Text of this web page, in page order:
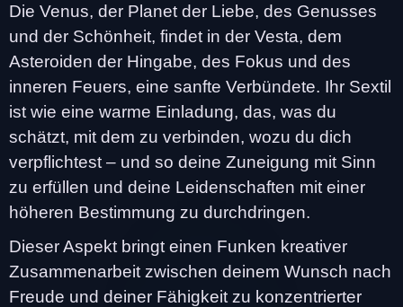
Die Venus, der Planet der Liebe, des Genusses
und der Schönheit, findet in der Vesta, dem
Asteroiden der Hingabe, des Fokus und des
inneren Feuers, eine sanfte Verbündete. Ihr Sextil
ist wie eine warme Einladung, das, was du
schätzt, mit dem zu verbinden, wozu du dich
verpflichtest – und so deine Zuneigung mit Sinn
zu erfüllen und deine Leidenschaften mit einer
höheren Bestimmung zu durchdringen.
Dieser Aspekt bringt einen Funken kreativer
Zusammenarbeit zwischen deinem Wunsch nach
Freude und deiner Fähigkeit zu konzentrierter